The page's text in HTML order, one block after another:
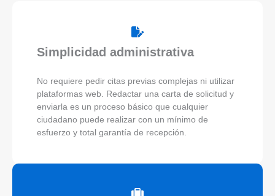
Simplicidad administrativa
No requiere pedir citas previas complejas ni utilizar
plataformas web. Redactar una carta de solicitud y
enviarla es un proceso básico que cualquier
ciudadano puede realizar con un mínimo de
esfuerzo y total garantía de recepción.